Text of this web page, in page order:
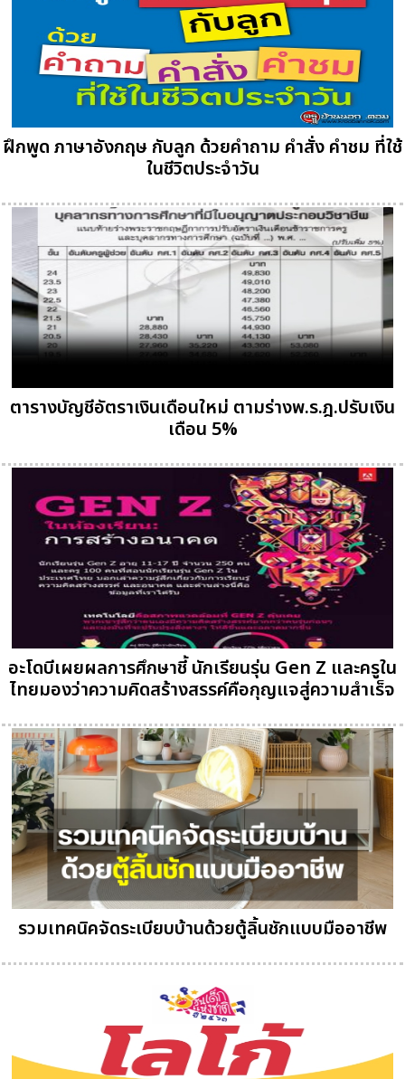
ฝึกพูด ภาษาอังกฤษ กับลูก ด้วยคำถาม คำสั่ง คำชม ที่ใช้
ในชีวิตประจำวัน
ตารางบัญชีอัตราเงินเดือนใหม่ ตามร่างพ.ร.ฎ.ปรับเงิน
เดือน 5%
อะโดบีเผยผลการศึกษาชี้ นักเรียนรุ่น Gen Z และครูใน
ไทยมองว่าความคิดสร้างสรรค์คือกุญแจสู่ความสำเร็จ
รวมเทคนิคจัดระเบียบบ้านด้วยตู้ลิ้นชักแบบมืออาชีพ